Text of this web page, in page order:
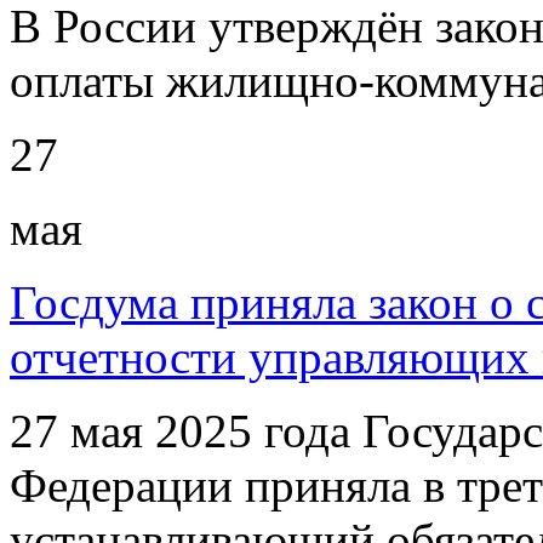
В России утверждён
оплаты жилищно-
27
мая
Госдума приняла закон о
отчетности
27 мая 2025 года
Федерации приняла в